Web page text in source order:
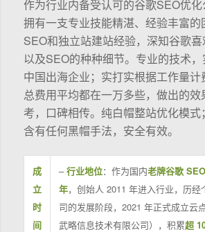
作为行业内备受认可的谷歌SEO优
拥有一支专业技能精湛、经验丰富
SEO和独立站建站经验，深知谷歌
以及SEO的种种细节。专业的技术
中国出海企业；实打实根据工作量
总费用平均都在一万多些，做出的
考，口碑相传。纯白帽整站优化模式
含有任何黑帽手法，安全有效。
成
立
时
间
–行业地位：作为国内老牌谷歌
年，创始人 2011 年进入行业，历经
司的发展阶段，2021 年正式成立云
武略信息技术有限公司），积累超